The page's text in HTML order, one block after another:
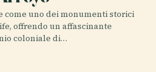
come uno dei monumenti storici
offrendo un affascinante
coloniale di…